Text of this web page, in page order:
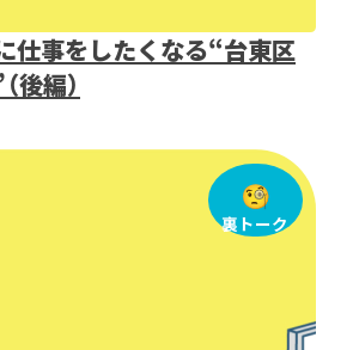
仕事をしたくなる“台東区
後編）
裏トーク